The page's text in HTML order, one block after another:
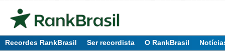
Recordes RankBrasil Ser recordista O RankBrasil